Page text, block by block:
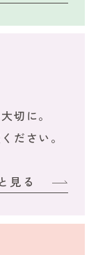
切に。
ださい。
見る